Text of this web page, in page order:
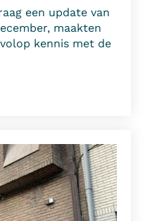
een update van
maakten
kennis met de